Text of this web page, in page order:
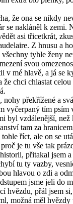
že ona se nikdy
se nakláněl k zemi.
asi třicetkrát,
Z hnusu a
tyhle ženy
svou
v mé hlavě, a já se
chci chlastat
překřížené a
vyčerpaný tím psím
byl vzdálenější, než
tam za
říct, ale on se
je tu vše tak
přitakal jsem
tu ty vazby,
hlavou o zdi a
jsme jeli do
hvězdu, přál jsem
možná měl